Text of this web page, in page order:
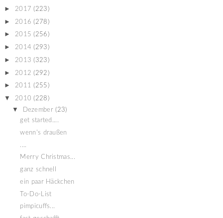
► 2017 (223)
► 2016 (278)
► 2015 (256)
► 2014 (293)
► 2013 (323)
► 2012 (292)
► 2011 (255)
▼ 2010 (228)
▼ Dezember (23)
get started....
wenn's draußen
Merry Christmas...
ganz schnell
ein paar Häckchen
To-Do-List
pimpicuffs...